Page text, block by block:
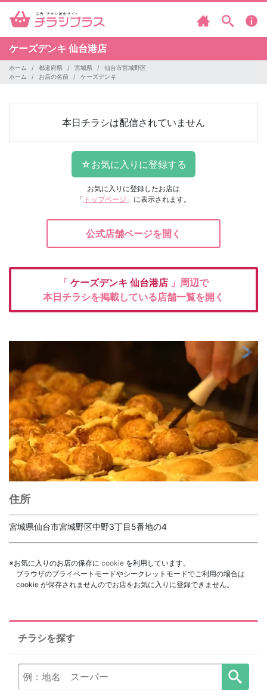
ケーズデンキ 仙台港店
ホーム 都道府県 宮城県
仙台市宮城野区
ホーム
お店の名前 ケーズデンキ
本日チラシは配信されていません
お気に入りに登録したお店は
「 トップページ 」に表示されます。
公式店舗ページを開く
「 ケーズデンキ 仙台港店 」周辺で
本日チラシを掲載している店舗一覧を開く
住所
宮城県仙台市宮城野区中野3丁目5番地の4
※お気に入りのお店の保存に cookie を利用しています。
ブラウザのプライベートモードやシークレットモードでご利用の場合は
cookie が保存されませんのでお店をお気に入りに登録できません。
チラシを探す